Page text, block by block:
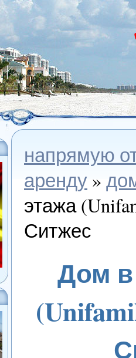
напрямую
аренду »
этажа
Ситжес
Дом в